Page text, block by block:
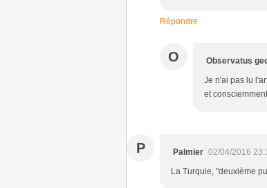
Répondre
O Observatus
Je n'ai pas lu
et
P Palmier 02/04/2016
La Turquie, "deuxième